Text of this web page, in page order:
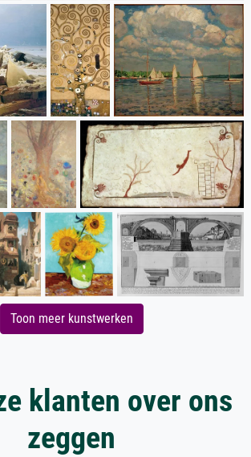
Toon meer kunstwerken
klanten over ons
zeggen